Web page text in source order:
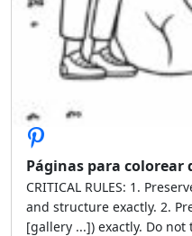
Páginas para colorear
CRITICAL RULES: 1.
and structure exactly. 2.
[gallery ...]) exactly. Do